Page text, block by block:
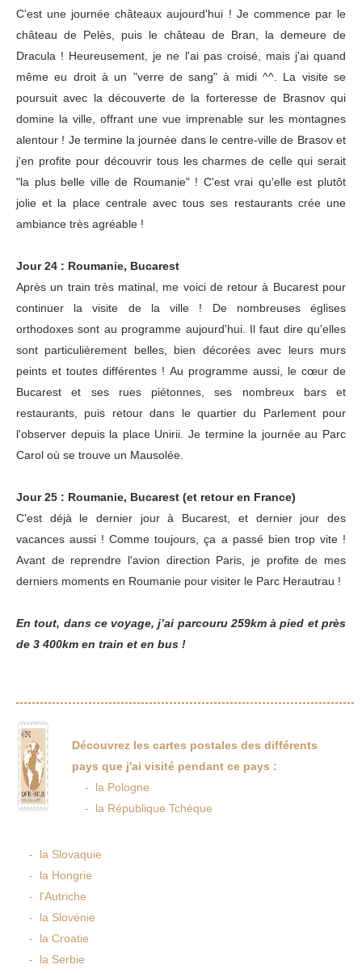
C'est une journée châteaux aujourd'hui ! Je commence par le
château de Pelès, puis le château de Bran, la demeure de
Dracula ! Heureusement, je ne l'ai pas croisé, mais j'ai quand
même eu droit à un "verre de sang" à midi ^^. La visite se
poursuit avec la découverte de la forteresse de Brasnov qui
domine la ville, offrant une vue imprenable sur les montagnes
alentour ! Je termine la journée dans le centre-ville de Brasov et
j'en profite pour découvrir tous les charmes de celle qui serait
"la plus belle ville de Roumanie" ! C'est vrai qu'elle est plutôt
jolie et la place centrale avec tous ses restaurants crée une
ambiance très agréable !
Jour 24 : Roumanie, Bucarest
Après un train très matinal, me voici de retour à Bucarest pour
continuer la visite de la ville ! De nombreuses églises
orthodoxes sont au programme aujourd'hui. Il faut dire qu'elles
sont particulièrement belles, bien décorées avec leurs murs
peints et toutes différentes ! Au programme aussi, le cœur de
Bucarest et ses rues piétonnes, ses nombreux bars et
restaurants, puis retour dans le quartier du Parlement pour
l'observer depuis la place Unirii. Je termine la journée au Parc
Carol où se trouve un Mausolée.
Jour 25 : Roumanie, Bucarest (et retour en France)
C'est déjà le dernier jour à Bucarest, et dernier jour des
vacances aussi ! Comme toujours, ça a passé bien trop vite !
Avant de reprendre l'avion direction Paris, je profite de mes
derniers moments en Roumanie pour visiter le Parc Herautrau !
En tout, dans ce voyage, j’ai parcouru 259km à pied et près
de 3 400km en train et en bus !
Découvrez les cartes postales des différents
pays que j'ai visité pendant ce pays :
- la Pologne
- la République Tchèque
- la Slovaquie
- la Hongrie
- l'Autriche
- la Slovénie
- la Croatie
- la Serbie